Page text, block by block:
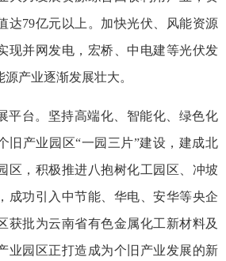
达79亿元以上。加快光伏、风能资源
现并网发电，宏桥、中电建等光伏发
产业逐渐发展壮大。
平台。坚持高端化、智能化、绿色化
旧产业园区“一园三片”建设，建成北
区，积极推进八抱树化工园区、冲坡
成功引入中节能、华电、安华等央企
获批为云南省有色金属化工新材料及
业园区正打造成为个旧产业发展的新